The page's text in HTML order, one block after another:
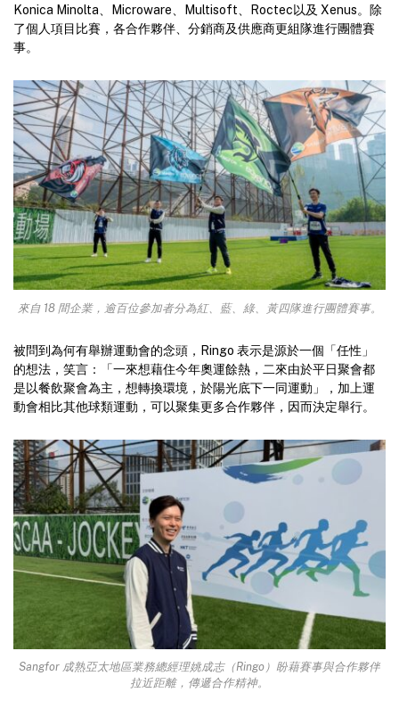
Konica Minolta、Microware、Multisoft、Roctec以及 Xenus。除
了個人項目比賽，各合作夥伴、分銷商及供應商更組隊進行團體賽
事。
來自 18 間企業，逾百位參加者分為紅、藍、綠、黃四隊進行團體賽事。
被問到為何有舉辦運動會的念頭，Ringo 表示是源於一個「任性」
的想法，笑言：「一來想藉住今年奧運餘熱，二來由於平日聚會都
是以餐飲聚會為主，想轉換環境，於陽光底下一同運動」，加上運
動會相比其他球類運動，可以聚集更多合作夥伴，因而決定舉行。
Sangfor 成熟亞太地區業務總經理姚成志（Ringo）盼藉賽事與合作夥伴
拉近距離，傳遞合作精神。